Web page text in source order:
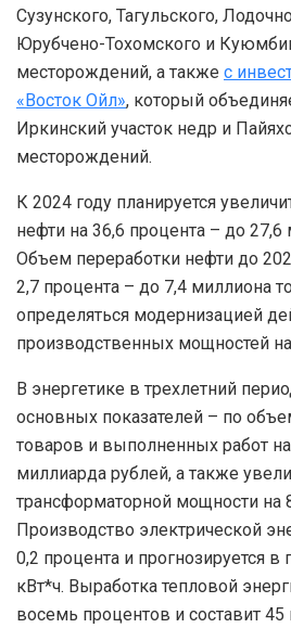
Сузунского, Тагульского,
Юрубчено-Тохомского и
месторождений, а также с
«Восток Ойл», который
Иркинский участок недр и
месторождений.
К 2024 году планируется
нефти на 36,6 процента – до 27,6
Объем переработки нефти до
2,7 процента – до 7,4 миллиона
определяться модернизацией
производственных мощностей
В энергетике в трехлетний
основных показателей – по
товаров и выполненных работ
миллиарда рублей, а также
трансформаторной мощности на
Производство электрической
0,2 процента и прогнозируется
кВт*ч. Выработка тепловой
восемь процентов и составит